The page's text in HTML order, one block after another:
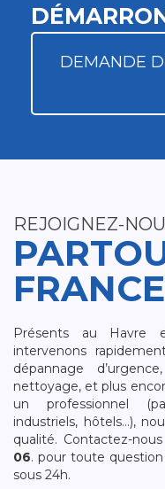
DEMANDE
REJOIGNEZ-
FRANCE
Présents au Havre
intervenons
dépannage
nettoyage, et plus
un professionnel
industriels, hôtels…),
qualité. Contactez-
06. pour toute
sous 24h.